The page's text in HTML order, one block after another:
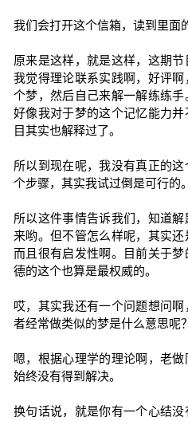
我们会打开这个信箱，读到里面
原来是这样，就是这样，这期节
我觉得理论联系实践啊，好评
个梦，然后自己来解一解练练
好像我对于梦的这个记忆能力
目其实也解释过了。
所以到现在呢，我没有真正的
个步骤，其实我试过倒是可行的。
所以这件事情告诉我们，知道
来哟。但不管怎么样呢，其实还
而且很有启发性啊。目前关于
德的这个也算是最权威的。
哎，其实我还有一个问题想问
者经常做类似的梦是什么意思呢？
嗯，根据心理学的理论啊，老
始终没有得到解决。
换句话说，就是你有一个心结